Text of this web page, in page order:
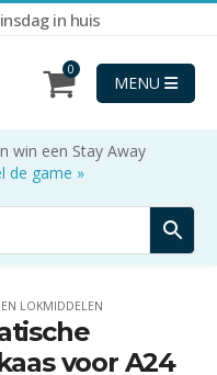
in huis
0
MENU
win een Stay Away
de game »
LOKMIDDELEN
voor A24